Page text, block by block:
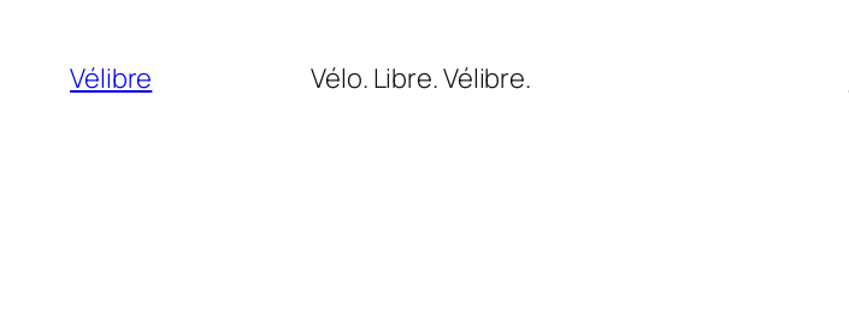
contenu
Vélibre Vélo. Libre. Vélibre.